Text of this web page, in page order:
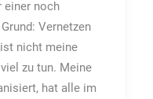
einer noch
Vernetzen
nicht meine
zu tun. Meine
hat alle im